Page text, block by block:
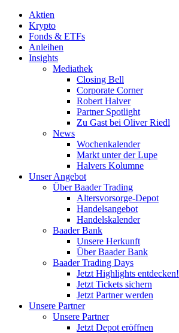
Aktien
Krypto
Fonds & ETFs
Anleihen
Insights
Mediathek
Closing Bell
Corporate Corner
Robert Halver
Partner Spotlight
Zu Gast bei Oliver Riedl
News
Wochenkalender
Markt unter der Lupe
Halvers Kolumne
Unser Angebot
Über Baader Trading
Altersvorsorge-Depot
Handelsangebot
Handelskalender
Baader Bank
Unsere Herkunft
Über Baader Bank
Baader Trading Days
Jetzt Highlights entdecken!
Jetzt Tickets sichern
Jetzt Partner werden
Unsere Partner
Unsere Partner
Jetzt Depot eröffnen